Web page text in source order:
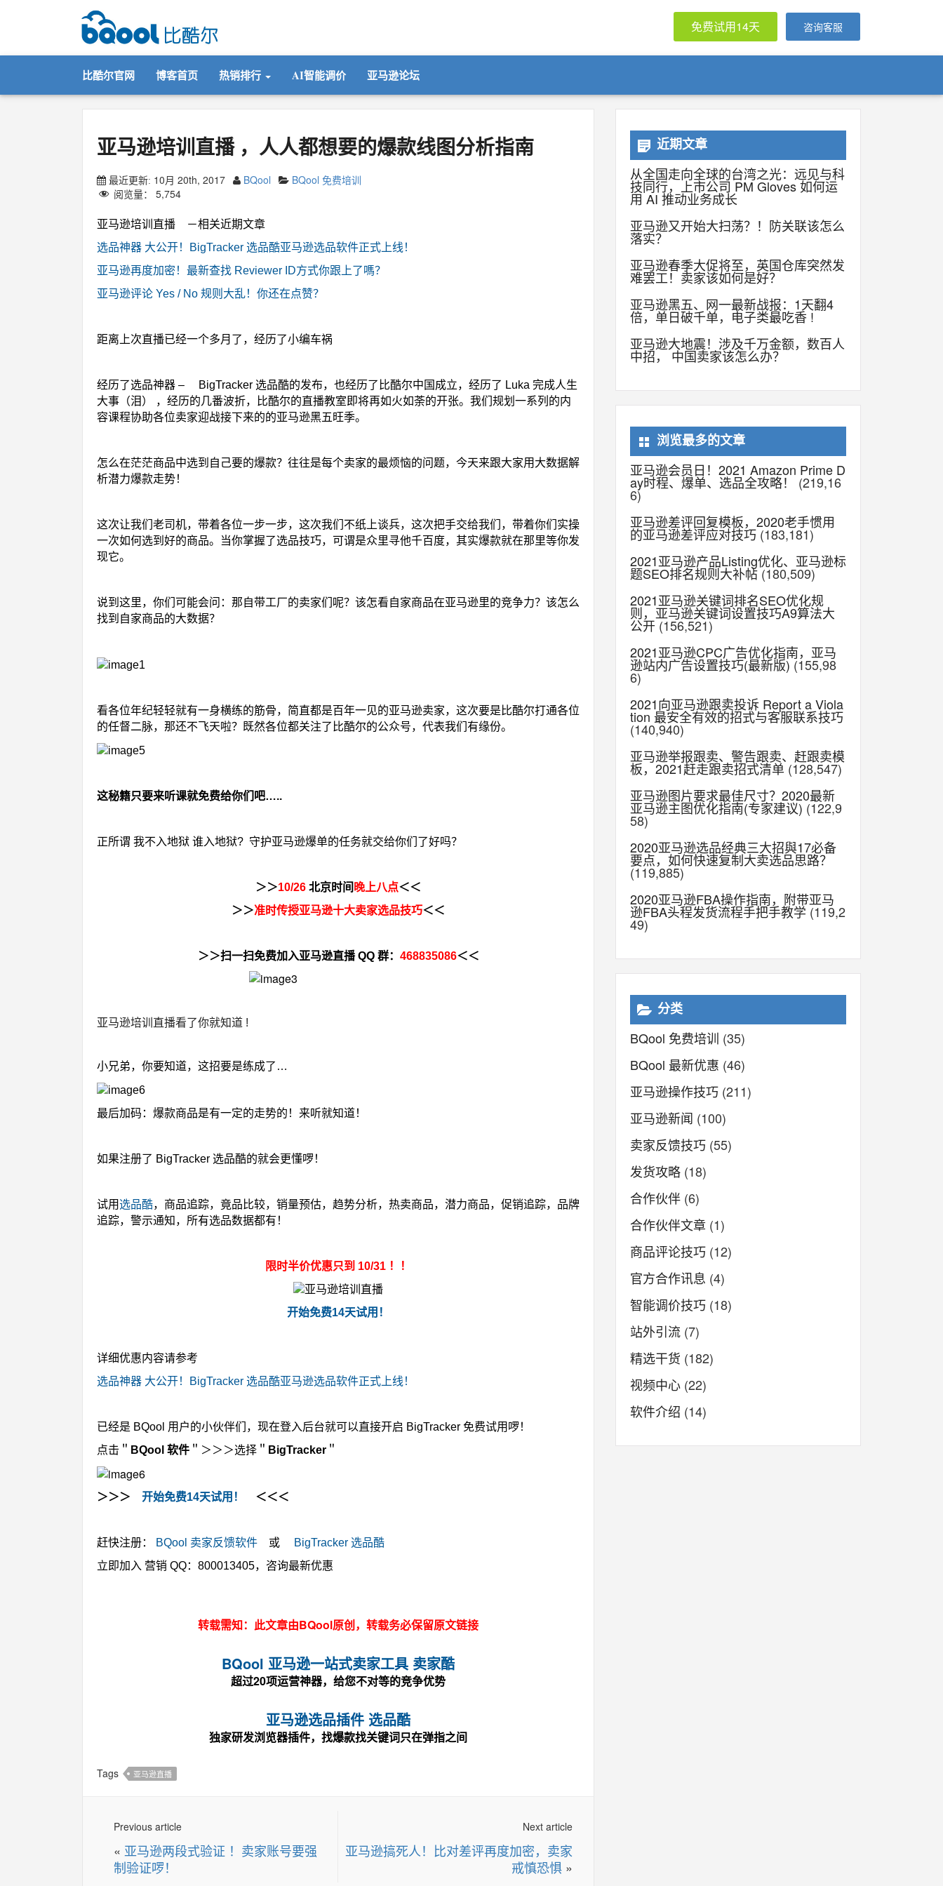
免费试用14天 咨询客服
比酷尔官网 博客首页 热销排行 AI智能调价 亚马逊论坛
亚马逊培训直播 ，人人都想要的爆款线图分析指南
最近更新: 10月 20th, 2017 BQool
BQool 免费培训
阅览量： 5,754
亚马逊培训直播 －相关近期文章
选品神器 大公开！BigTracker 选品酷亚马逊选品软件正式上线！
亚马逊再度加密！最新查找 Reviewer ID方式你跟上了嗎？
亚马逊评论 Yes / No 规则大乱！你还在点赞？
距离上次直播已经一个多月了，经历了小编车祸
经历了选品神器 – BigTracker 选品酷的发布，也经历了比酷尔中国成立，经历了 Luka 完成人生
大事（泪） ，经历的几番波折，比酷尔的直播教室即将再如火如荼的开张。我们规划一系列的内
容课程协助各位卖家迎战接下来的的亚马逊黑五旺季。
怎么在茫茫商品中选到自己要的爆款？往往是每个卖家的最烦恼的问题，今天来跟大家用大数据解
析潜力爆款走势！
这次让我们老司机，带着各位一步一步，这次我们不纸上谈兵，这次把手交给我们，带着你们实操
一次如何选到好的商品。当你掌握了选品技巧，可谓是众里寻他千百度，其实爆款就在那里等你发
现它。
说到这里，你们可能会问：那自带工厂的卖家们呢？该怎看自家商品在亚马逊里的竞争力？该怎么
找到自家商品的大数据？
看各位年纪轻轻就有一身横练的筋骨，简直都是百年一见的亚马逊卖家，这次要是比酷尔打通各位
的任督二脉，那还不飞天啦？既然各位都关注了比酷尔的公众号，代表我们有缘份。
这秘籍只要来听课就免费给你们吧…..
正所谓 我不入地狱 谁入地狱? 守护亚马逊爆单的任务就交给你们了好吗？
＞＞10/26 北京时间 晚上八点＜＜
＞＞准时传授亚马逊十大卖家选品技巧＜＜
＞＞扫一扫免费加入亚马逊直播 QQ 群： 468835086＜＜
亚马逊培训直播看了你就知道 !
小兄弟，你要知道，这招要是练成了…
最后加码：爆款商品是有一定的走势的！来听就知道！
如果注册了 BigTracker 选品酷的就会更懂啰！
试用选品酷，商品追踪，竟品比较，销量预估，趋势分析，热卖商品，潜力商品，促销追踪，品牌
追踪，警示通知，所有选品数据都有！
限时半价优惠只到 10/31 ！！
开始免费14天试用！
详细优惠内容请参考
选品神器 大公开！BigTracker 选品酷亚马逊选品软件正式上线！
已经是 BQool 用户的小伙伴们，现在登入后台就可以直接开启 BigTracker 免费试用啰！
点击＂ BQool 软件 ＂＞＞＞选择＂ BigTracker ＂
＞＞＞ 开始免费14天试用！ ＜＜＜
赶快注册： BQool 卖家反馈软件 或
BigTracker 选品酷
立即加入 营销 QQ：800013405，咨询最新优惠
转载需知：此文章由BQool原创，转载务必保留原文链接
BQool 亚马逊一站式卖家工具 卖家酷
超过20项运营神器，给您不对等的竞争优势
亚马逊选品插件 选品酷
独家研发浏览器插件，找爆款找关键词只在弹指之间
Tags 亚马逊直播
Next article
亚马逊搞死人！比对差评再度加密，卖家
戒慎恐惧 »
Previous article
« 亚马逊两段式验证 ！卖家账号要强
制验证啰！
近期文章
从全国走向全球的台湾之光：远见与科
技同行，上市公司 PM Gloves 如何运
用 AI 推动业务成长
亚马逊又开始大扫荡？！防关联该怎么
落实？
亚马逊春季大促将至，英国仓库突然发
难罢工！卖家该如何是好？
亚马逊黑五、网一最新战报：1天翻4
倍，单日破千单，电子类最吃香 !
亚马逊大地震！涉及千万金额，数百人
中招， 中国卖家该怎么办？
浏览最多的文章
亚马逊会员日！2021 Amazon Prime D
ay时程、爆单、选品全攻略！ (219,16
6)
亚马逊差评回复模板，2020老手惯用
的亚马逊差评应对技巧 (183,181)
2021亚马逊产品Listing优化、亚马逊标
题SEO排名规则大补帖(180,509)
2021亚马逊关键词排名SEO优化规
则，亚马逊关键词设置技巧A9算法大
公开 (156,521)
2021亚马逊CPC广告优化指南，亚马
逊站内广告设置技巧(最新版) (155,98
6)
2021向亚马逊跟卖投诉 Report a Viola
tion 最安全有效的招式与客服联系技巧
(140,940)
亚马逊举报跟卖、警告跟卖、赶跟卖模
板，2021赶走跟卖招式清单 (128,547)
亚马逊图片要求最佳尺寸？2020最新
亚马逊主图优化指南(专家建议) (122,9
58)
2020亚马逊选品经典三大招與17必备
要点，如何快速复制大卖选品思路？
(119,885)
2020亚马逊FBA操作指南，附带亚马
逊FBA头程发货流程手把手教学 (119,2
49)
分类
BQool 免费培训 (35)
BQool 最新优惠 (46)
亚马逊操作技巧 (211)
亚马逊新闻 (100)
卖家反馈技巧 (55)
发货攻略 (18)
合作伙伴 (6)
合作伙伴文章 (1)
商品评论技巧 (12)
官方合作讯息 (4)
智能调价技巧 (18)
站外引流 (7)
精选干货 (182)
视频中心 (22)
软件介绍 (14)